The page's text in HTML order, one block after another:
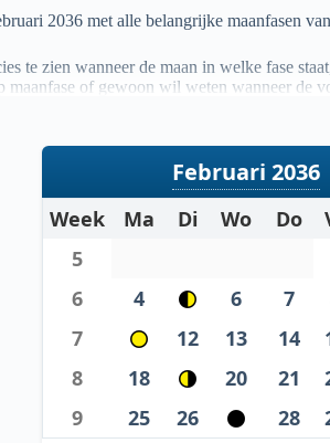
2036 met alle belangrijke maanfasen
te zien wanneer de maan in welke fase
maanfase of gewoon wil weten wanneer de
per maand.
Februari 2036
Week Ma Di Wo Do
5
6
4 6 7
7
12 13 14
8
18 20 21
9
25 26 28